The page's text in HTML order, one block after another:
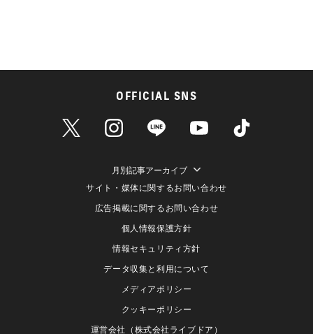
OFFICIAL SNS
月別記事アーカイブ
サイト・媒体に関するお問い合わせ
広告掲載に関するお問い合わせ
個人情報保護方針
情報セキュリティ方針
データ収集と利用について
メディアポリシー
クッキーポリシー
運営会社（株式会社ライブドア）